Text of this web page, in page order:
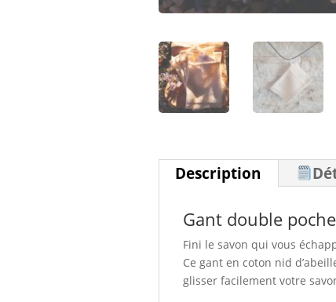
Description
Gant double
Fini le savon qui vous
Ce gant en coton nid
glisser facilement votre